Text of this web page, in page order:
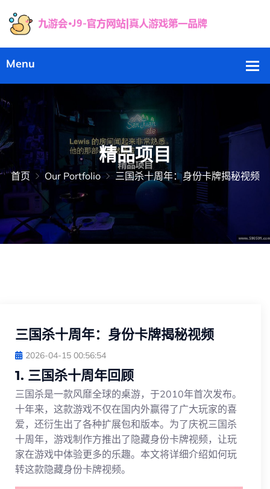
精品项目
首页 Our Portfolio 三国杀十周年：身份卡牌揭秘视频
三国杀十周年：身份卡牌揭秘视频
2026-04-15 00:56:54
1. 三国杀十周年回顾
三国杀是一款风靡全球的桌游，于2010年首次发布。
十年来，这款游戏不仅在国内外赢得了广大玩家的喜
爱，还衍生出了各种扩展包和版本。为了庆祝三国杀
十周年，游戏制作方推出了隐藏身份卡牌视频，让玩
家在游戏中体验更多的乐趣。本文将详细介绍如何玩
转这款隐藏身份卡牌视频。